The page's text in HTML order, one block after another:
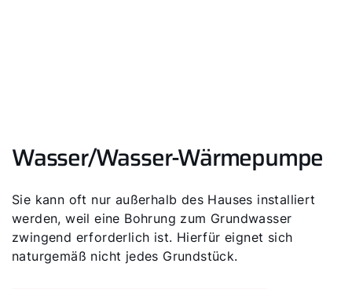
Wasser/Wasser-Wärmepumpe
Sie kann oft nur außerhalb des Hauses installiert
werden, weil eine Bohrung zum Grundwasser
zwingend erforderlich ist. Hierfür eignet sich
naturgemäß nicht jedes Grundstück.